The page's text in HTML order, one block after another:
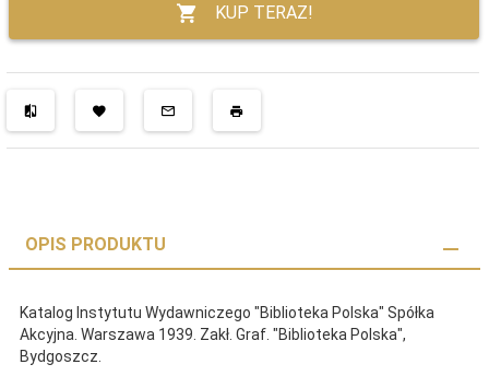
KUP TERAZ!
OPIS PRODUKTU
Katalog Instytutu Wydawniczego "Biblioteka Polska" Spółka
Akcyjna. Warszawa 1939. Zakł. Graf. "Biblioteka Polska",
Bydgoszcz.